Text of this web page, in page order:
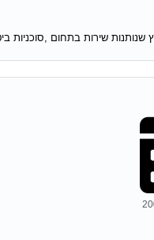
שנותנות שירות בתחום ,סוכניות